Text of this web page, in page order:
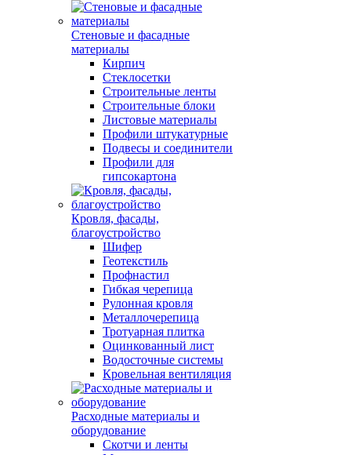
Стеновые и фасадные
материалы
Кирпич
Стеклосетки
Строительные ленты
Строительные блоки
Листовые материалы
Профили штукатурные
Подвесы и соединители
Профили для
гипсокартона
Кровля, фасады,
благоустройство
Шифер
Геотекстиль
Профнастил
Гибкая черепица
Рулонная кровля
Металлочерепица
Тротуарная плитка
Оцинкованный лист
Водосточные системы
Кровельная вентиляция
Расходные материалы и
оборудование
Скотчи и ленты